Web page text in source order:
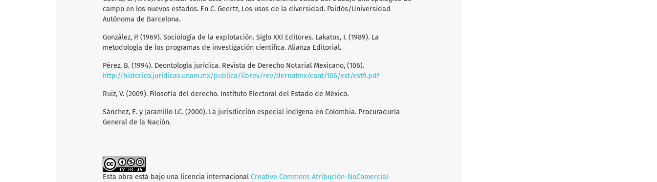
campo en los nuevos estados. En C. Geertz, Los usos de la diversidad. Paidós/Universidad
Autónoma de Barcelona.
González, P. (1969). Sociología de la explotación. Siglo XXI Editores. Lakatos, I. (1989). La
metodología de los programas de investigación científica. Alianza Editorial.
Pérez, B. (1994). Deontología jurídica. Revista de Derecho Notarial Mexicano, (106).
http://historico.juridicas.unam.mx/publica/librev/rev/dernotmx/cont/106/est/est9.pdf
Ruiz, V. (2009). Filosofía del derecho. Instituto Electoral del Estado de México.
Sánchez, E. y Jaramillo I.C. (2000). La jurisdicción especial indígena en Colombia. Procuraduría
General de la Nación.
Esta obra está bajo una licencia internacional Creative Commons Atribución-NoComercial-